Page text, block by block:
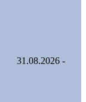
31.08.2026 -